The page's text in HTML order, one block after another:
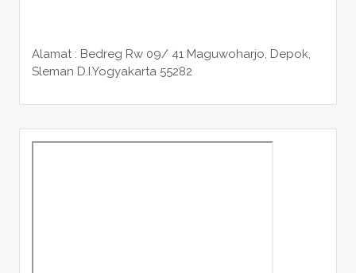
Alamat : Bedreg Rw 09/ 41 Maguwoharjo, Depok,
Sleman D.I.Yogyakarta 55282